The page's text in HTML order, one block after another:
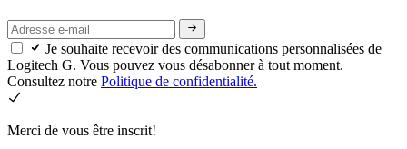
Je souhaite recevoir des communications personnalisées de
Logitech G. Vous pouvez vous désabonner à tout moment.
Consultez notre Politique de confidentialité.
Merci de vous être inscrit!